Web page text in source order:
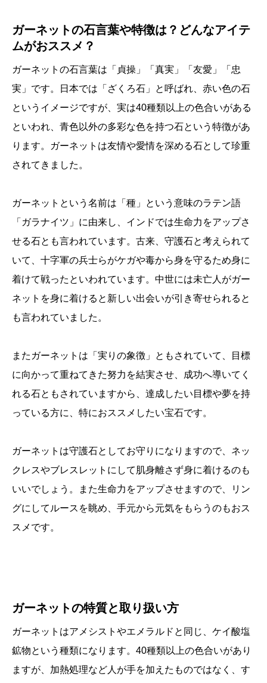
ガーネットの石言葉や特徴は？どんなアイテ
ムがおススメ？
ガーネットの石言葉は「貞操」「真実」「友愛」「忠
実」です。日本では「ざくろ石」と呼ばれ、赤い色の石
というイメージですが、実は40種類以上の色合いがある
といわれ、青色以外の多彩な色を持つ石という特徴があ
ります。ガーネットは友情や愛情を深める石として珍重
されてきました。
ガーネットという名前は「種」という意味のラテン語
「ガラナイツ」に由来し、インドでは生命力をアップさ
せる石とも言われています。古来、守護石と考えられて
いて、十字軍の兵士らがケガや毒から身を守るため身に
着けて戦ったといわれています。中世には未亡人がガー
ネットを身に着けると新しい出会いが引き寄せられると
も言われていました。
またガーネットは「実りの象徴」ともされていて、目標
に向かって重ねてきた努力を結実させ、成功へ導いてく
れる石ともされていますから、達成したい目標や夢を持
っている方に、特におススメしたい宝石です。
ガーネットは守護石としてお守りになりますので、ネッ
クレスやブレスレットにして肌身離さず身に着けるのも
いいでしょう。また生命力をアップさせますので、リン
グにしてルースを眺め、手元から元気をもらうのもおス
スメです。
ガーネットの特質と取り扱い方
ガーネットはアメシストやエメラルドと同じ、ケイ酸塩
鉱物という種類になります。40種類以上の色合いがあり
ますが、加熱処理など人が手を加えたものではなく、す